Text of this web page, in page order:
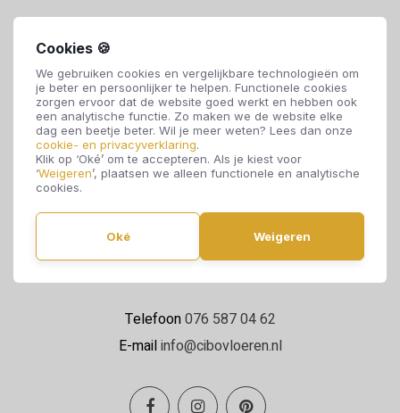
Cookies 🍪
We gebruiken cookies en vergelijkbare technologieën om
je beter en persoonlijker te helpen. Functionele cookies
zorgen ervoor dat de website goed werkt en hebben ook
een analytische functie. Zo maken we de website elke
dag een beetje beter. Wil je meer weten? Lees dan onze
cookie- en privacyverklaring.
Klik op ‘Oké’ om te accepteren. Als je kiest voor
‘Weigeren’, plaatsen we alleen functionele en analytische
cookies.
Oké Weigeren
Cibo Vloeren
4814 NE Breda
Maandag t/m zaterdag 09:00 - 17:00
Telefoon076 587 04 62
E-mailinfo@cibovloeren.nl